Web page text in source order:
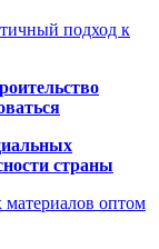
подход к
страны
оптом